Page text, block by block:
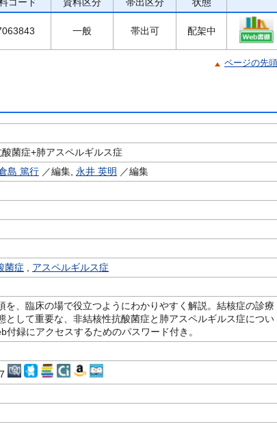
一般 帯出可 配架中
ページの先
菌症+肺アスペルギルス症
島 篤行 ／編集, 永井 英明 ／編集
菌症
アスペルギルス症
を、臨床の場で役立つようにわかりやすく解説。結核症の診療
として重要な、非結核性抗酸菌症と肺アスペルギルス症につい
付録にアクセスするためのパスワード付き。